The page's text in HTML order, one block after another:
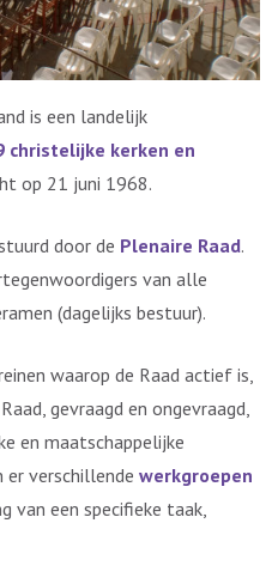
is een landelijk
christelijke kerken en
op 21 juni 1968.
door de Plenaire Raad.
van alle
(dagelijks bestuur).
waarop de Raad actief is,
gevraagd en ongevraagd,
en maatschappelijke
er verschillende werkgroepen
van een specifieke taak,